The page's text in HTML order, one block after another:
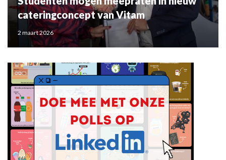
cateringconcept van Vitam
2 maart 2026